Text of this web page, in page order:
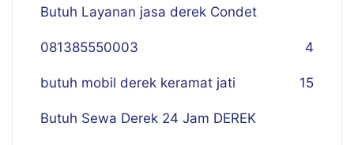
Butuh Layanan jasa derek Condet
081385550003 4
butuh mobil derek keramat jati 15
Butuh Sewa Derek 24 Jam DEREK